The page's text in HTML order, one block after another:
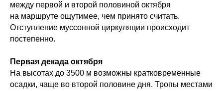
между первой и второй половиной октября
на маршруте ощутимее, чем принято считать.
Отступление муссонной циркуляции происходит
постепенно.
Первая декада октября
На высотах до 3500 м возможны кратковременные
осадки, чаще во второй половине дня. Тропы местами